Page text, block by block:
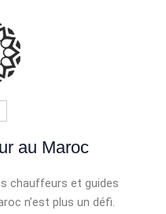
au Maroc
chauffeurs et guides
n’est plus un défi.